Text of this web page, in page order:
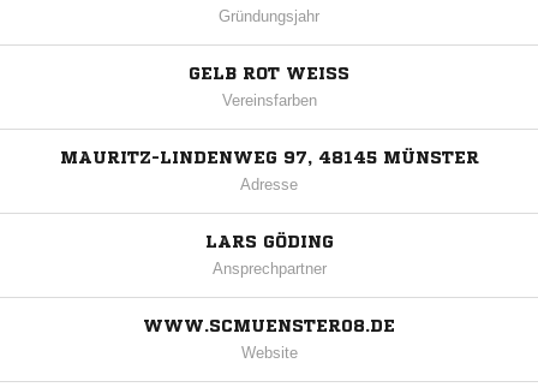
Gründungsjahr
GELB ROT WEISS
Vereinsfarben
MAURITZ-LINDENWEG 97, 48145 MÜNSTER
Adresse
LARS GÖDING
Ansprechpartner
WWW.SCMUENSTER08.DE
Website